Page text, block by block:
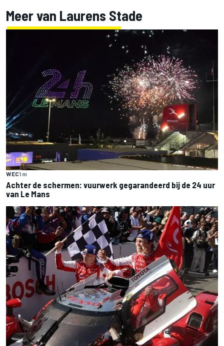
Meer van Laurens Stade
WEC1 m
Achter de schermen: vuurwerk gegarandeerd bij de 24 uur
van Le Mans